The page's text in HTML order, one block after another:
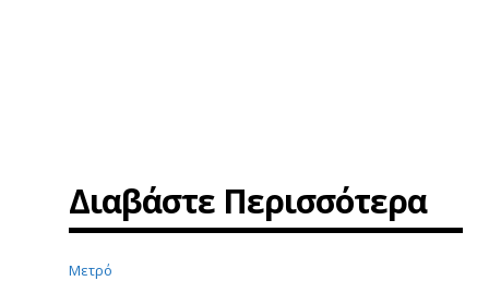
Διαβάστε Περισσότερα
Μετρό